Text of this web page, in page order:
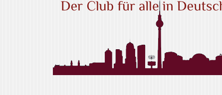
Ambassadors Club e.V.